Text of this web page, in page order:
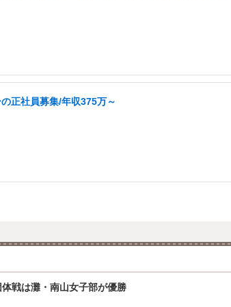
正社員募集/年収375万～
戦は灘・南山女子部が優勝